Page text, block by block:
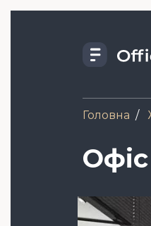
Головна
Зображення